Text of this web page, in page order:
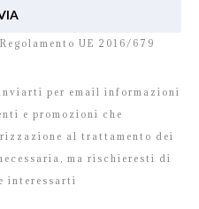
UE 2016/679
per email informazioni
e promozioni che
al trattamento dei
ma rischieresti di
interessarti